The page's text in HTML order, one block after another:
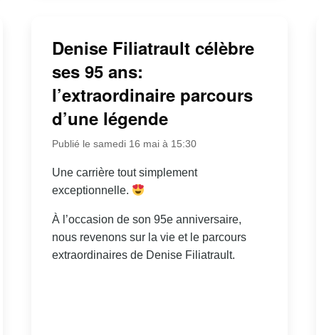
Denise Filiatrault célèbre
ses 95 ans:
l’extraordinaire parcours
d’une légende
Publié le samedi 16 mai à 15:30
Une carrière tout simplement
exceptionnelle.
À l’occasion de son 95e anniversaire,
nous revenons sur la vie et le parcours
extraordinaires de Denise Filiatrault.